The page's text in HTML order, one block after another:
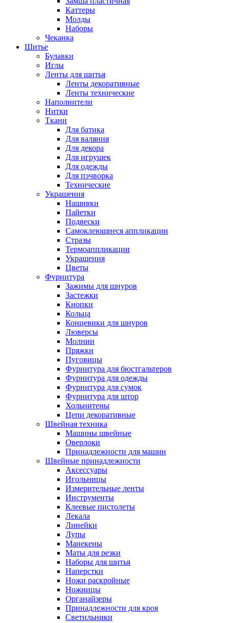
Каттеры
Молды
Наборы
Чеканка
Шитье
Булавки
Иглы
Ленты для шитья
Ленты декоративные
Ленты технические
Наполнители
Нитки
Ткани
Для батика
Для валяния
Для декора
Для игрушек
Для одежды
Для пэчворка
Технические
Украшения
Нашивки
Пайетки
Подвески
Самоклеющиеся аппликации
Стразы
Термоаппликации
Украшения
Цветы
Фурнитура
Зажимы для шнуров
Застежки
Кнопки
Кольца
Концевики для шнуров
Люверсы
Молнии
Пряжки
Пуговицы
Фурнитура для бюстгальтеров
Фурнитура для одежды
Фурнитура для сумок
Фурнитура для штор
Хольнитены
Цепи декоративные
Швейная техника
Машины швейные
Оверлоки
Принадлежности для машин
Швейные принадлежности
Аксессуары
Игольницы
Измерительные ленты
Инструменты
Клеевые пистолеты
Лекала
Линейки
Лупы
Манекены
Маты для резки
Наборы для шитья
Наперстки
Ножи раскройные
Ножницы
Органайзеры
Принадлежности для кроя
Светильники